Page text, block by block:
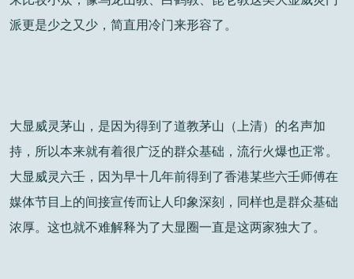
派更是少之又少，简直用冷门来形容了。
大显威灵茅山，是因为得到了道教茅山（上清）的名声加
持，所以本来就有着很广泛的群众基础，流行火爆也正常。
大显威灵六壬，因为早十几年前得到了香港某些六壬师傅在
媒体节目上的间接宣传而让人印象深刻，同样也是群众基础
浓厚。这也就不难解释为了大显圈一直是这两家独大了。